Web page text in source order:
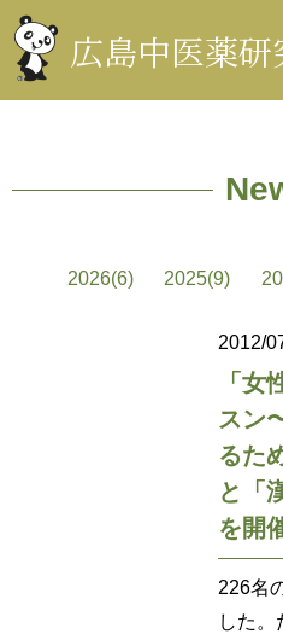
ン
テ
ン
ツ
を
広島中医薬研
2012/
「女
スン
るた
と「
を開
226名
した。
2026(6) 2025(9)